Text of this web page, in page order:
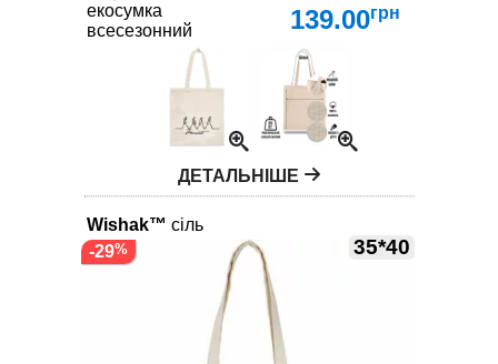
екосумка
всесезонний
139.00грн
ДЕТАЛЬНІШЕ
Wishak™ сіль
35*40
-29